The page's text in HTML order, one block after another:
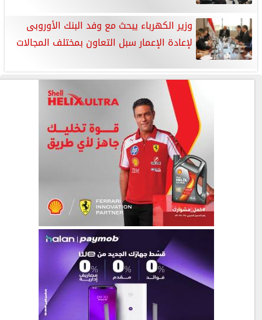
وزير الكهرباء يبحث مع وفد البنك الأوروبى
لإعادة الإعمار سبل التعاون بمختلف المجالات